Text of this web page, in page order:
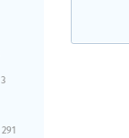
3
291